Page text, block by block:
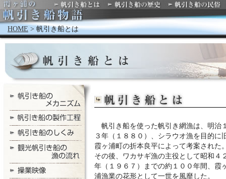
HOME > 帆引き船とは
帆引き船を使った帆引き網漁は、明治
３年（１８８０）、シラウオ漁を目的に
霞ヶ浦町の折本良平によって考案された
その後、ワカサギ漁の主役として昭和４
年（１９６７）までの約１００年間、霞
浦漁業の花形として一世を風靡した。